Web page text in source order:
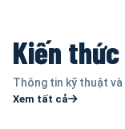
Kiến
Thông tin kỹ thuật và
Xem tất cả